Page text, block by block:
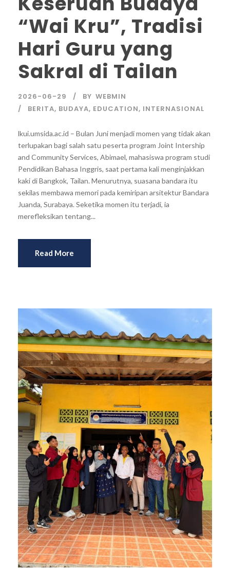
“Wai Kru”, Tradisi
Hari Guru yang
Sakral di Tailan
2026-06-29 BY WEBMIN
BERITA, BUDAYA, EDUCATION, INTERNASIONAL
lkui.umsida.ac.id – Bulan Juni menjadi momen yang tidak akan
terlupakan bagi salah satu peserta program Joint Intership
and Community Services, Abimael, mahasiswa program studi
Pendidikan Bahasa Inggris, saat pertama kali menginjakkan
kaki di Bangkok, Tailan. Menurutnya, suasana bandara itu
sekilas membawa memori pada kemiripan arsitektur Bandara
Juanda, Surabaya. Seketika momen itu terjadi, ia
merefleksikan tentang...
Read More